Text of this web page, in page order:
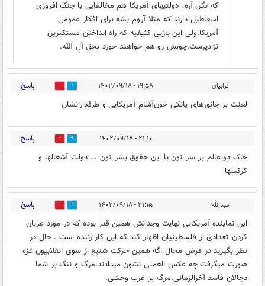
که بگن آره، دولتیهای آمریکا هم مخالفایی با جنگ افروزی
اسقاطیل دارند که مثلا آروم بشه برای افکار عمومی
آمریکا.ولی این بازیی کثیفیه که راه انداختن مستکبرین
نژادپرست.چوبش رو هم خواهند خورد بحق آل الله.
ترابیان ۱۹:۵۸ - ۱۴۰۲/۰۹/۱۸ 13 پاسخ
لعنت بر جانورهای یانکی خون‌آشام آمریکایی و طرفدارانشان
۲۱:۱۰ - ۱۴۰۲/۰۹/۱۸ 4 پاسخ
خاک دو عالم بر سر تون با این حقوق بشر تون ... دولت آشغالها و
کرکسها
عبدالله ۲۱:۱۵ - ۱۴۰۲/۰۹/۱۸ 4 پاسخ
این نماینده آمریکایی نهایت وجدانش همین قدر بوده که در مورد عریان
کردن تعدادی از فلسطینیان اظهار کند که این کار زننده است . حال در
نظر بگیرید در فرض محال اگه همین حرکت شنیع از سوی انقلابیون غزه
صورت میگرفت چه عکس العملی نشون میدادند.مرگ و ننگ بر شما
دجالان فاسد آخرالزمانی.مرگ بر غرب وحشی.